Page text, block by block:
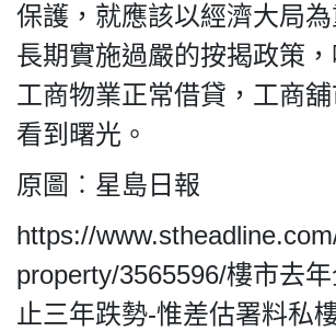
保護，就應該以經濟大局
長期實施過嚴的按揭政策
工商物業正常借貸，工商
看到曙光。
原圖︰星島日報
https://
property/3565596/樓市去
止三年跌勢-惟差估署料私